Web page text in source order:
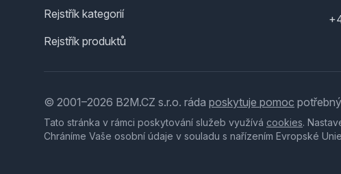
Rejstřík kategorií
Rejstřík produktů
© 2001–2026 B2M.CZ s.r.o. ráda poskytuje pomoc
Tato stránka v rámci poskytování služeb využívá cookies.
Chráníme Vaše osobní údaje v souladu s nařízením Evropské